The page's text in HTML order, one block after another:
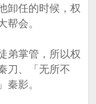
任的时候，权
帮会。
掌管，所以权
刀、「无所不
秦影。